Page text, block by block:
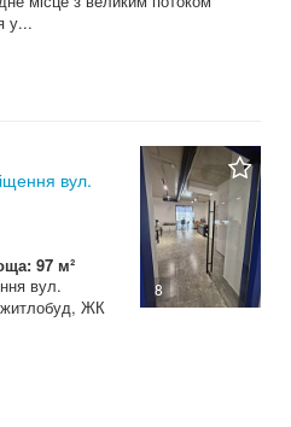
у...
8
вул.
97 м²
вул.
ЖК